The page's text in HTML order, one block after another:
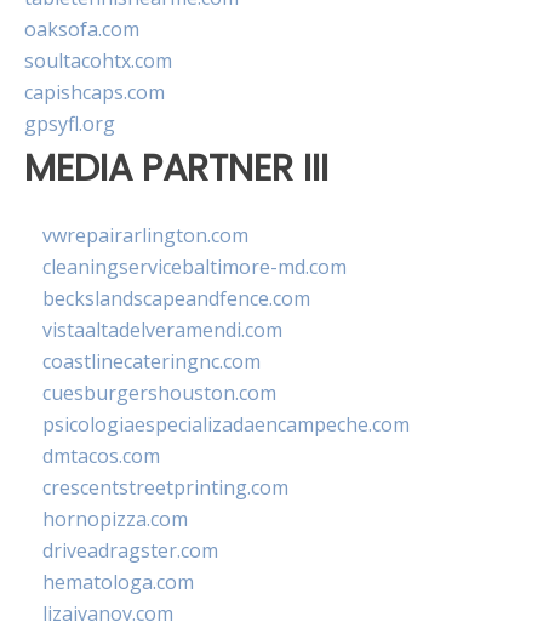
oaksofa.com
soultacohtx.com
capishcaps.com
gpsyfl.org
MEDIA PARTNER III
vwrepairarlington.com
cleaningservicebaltimore-md.com
beckslandscapeandfence.com
vistaaltadelveramendi.com
coastlinecateringnc.com
cuesburgershouston.com
psicologiaespecializadaencampeche.com
dmtacos.com
crescentstreetprinting.com
hornopizza.com
driveadragster.com
hematologa.com
lizaivanov.com